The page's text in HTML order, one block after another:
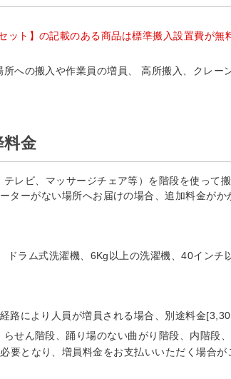
ット】の記載のある商品は標準搬入設置費が無
への搬入や作業員の増員、 高所搬入、クレ
料金
レビ、マッサージチェア等）を階段を使って
ターがない場所へお届けの場合、追加料金がか
ドラム式洗濯機、6Kg以上の洗濯機、40インチ
路により人員が増員される場合、別途料金
せん階段、踊り場のない曲がり階段、内階段
要となり、増員料金をお支払いいただく場合